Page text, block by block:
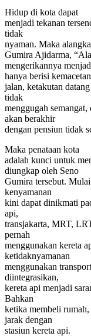
Hidup di kota dapat
menjadi tekanan
tidak
nyaman. Maka
Gumira Ajidarma,
mengerikannya
hanya berisi kemacetan
jalan, ketakutan
tidak
menggugah
akan berakhir
dengan pensiun tidak
Maka penataan kota
adalah kunci untuk
diungkap oleh Seno
Gumira tersebut.
kenyamanan
kini dapat dinikmati
api,
transjakarta, MRT,
pernah
menggunakan kereta
ketidaknyamanan
menggunakan
diintegrasikan,
kereta api menjadi
Bahkan
ketika membeli
jarak dengan
stasiun kereta api.